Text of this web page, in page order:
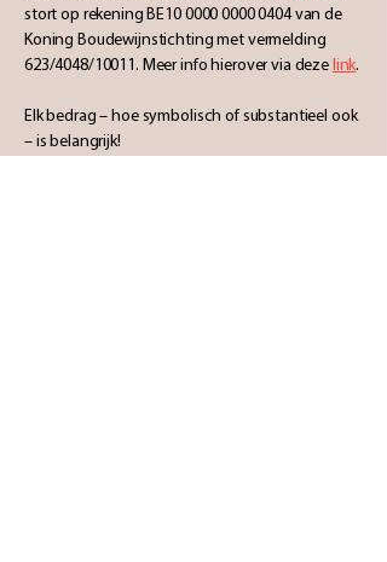
stort op rekening BE10 0000 0000 0404 van de
Koning Boudewijnstichting met vermelding
623/4048/10011. Meer info hierover via dezelink.
Elk bedrag – hoe symbolisch of substantieel ook
– is belangrijk!